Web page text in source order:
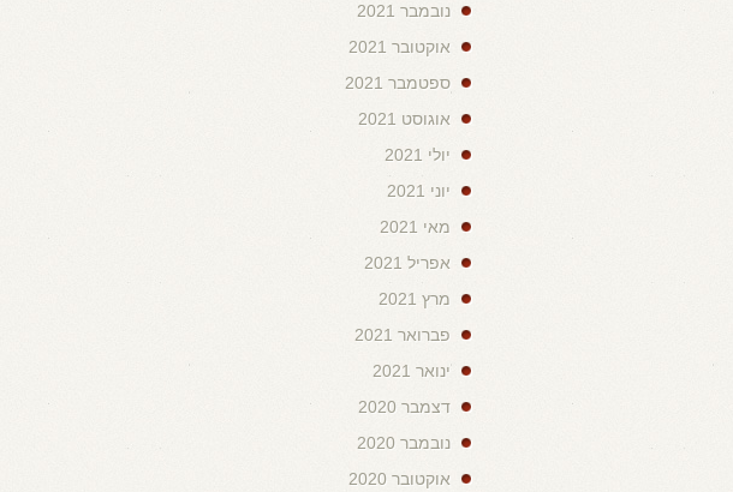
נובמבר 2021
אוקטובר 2021
ספטמבר 2021
אוגוסט 2021
יולי 2021
יוני 2021
מאי 2021
אפריל 2021
מרץ 2021
פברואר 2021
ינואר 2021
דצמבר 2020
נובמבר 2020
אוקטובר 2020